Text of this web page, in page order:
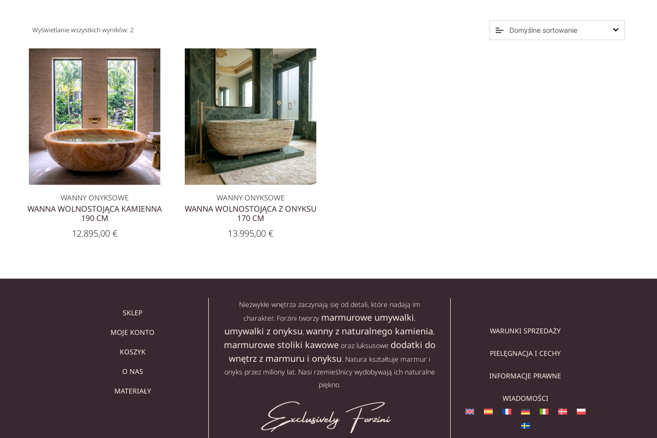
Wyświetlanie wszystkich wyników: 2
WANNY ONYKSOWE
WANNA WOLNOSTOJĄCA KAMIENNA
190 CM
12.895,00 €
WANNY ONYKSOWE
WANNA WOLNOSTOJĄCA Z ONYKSU
170 CM
13.995,00 €
SKLEP
MOJE KONTO
KOSZYK
O NAS
MATERIAŁY
Niezwykłe wnętrza zaczynają się od detali, które nadają im
charakter. Forzini tworzy marmurowe umywalki,
umywalki z onyksu,wanny z naturalnego kamienia,
marmurowe stoliki kawoweoraz luksusowe dodatki do
wnętrz z marmuru i onyksu . Natura kształtuje marmur i
onyks przez miliony lat. Nasi rzemieślnicy wydobywają ich naturalne
piękno.
WARUNKI SPRZEDAŻY
PIELĘGNACJA I CECHY
INFORMACJE PRAWNE
WIADOMOŚCI